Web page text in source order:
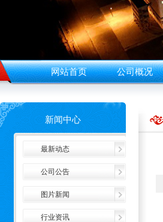
网站首页 公司概况
新闻中心
最新动态
公司公告
图片新闻
行业资讯